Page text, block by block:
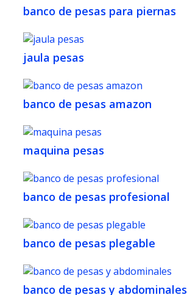
banco de pesas para piernas
jaula pesas
banco de pesas amazon
maquina pesas
banco de pesas profesional
banco de pesas plegable
banco de pesas y abdominales